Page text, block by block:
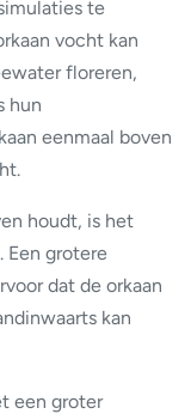
te
vocht kan
floreren,
hun
eenmaal boven
houdt, is het
Een grotere
dat de orkaan
kan
een groter